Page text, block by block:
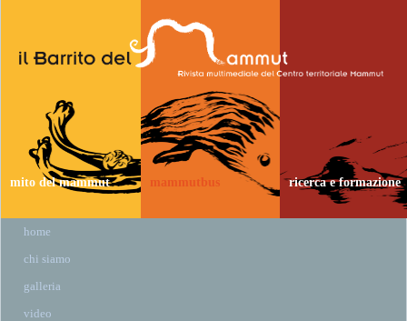
mito del mammut mammutbus ricerca e formazione
home
chi siamo
galleria
video